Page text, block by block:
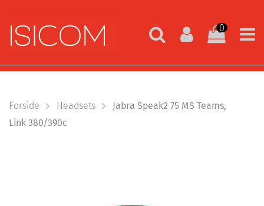
0
Forside Headsets
Jabra Speak2 75 MS Teams,
Link 380/390c